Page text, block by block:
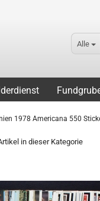
Alle
1978 Americana 550
in dieser Kategorie